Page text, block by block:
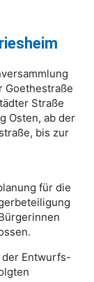
Goethestraße
Straße
Osten, ab der
bis zur
für die
Entwurfs-